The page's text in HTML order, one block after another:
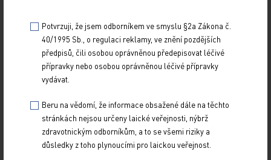
Doporučené
Potvrzuji, že jsem odborníkem ve smyslu §2a Zákona č.
40/1995 Sb., o regulaci reklamy, ve znění pozdějších
předpisů, čili osobou oprávněnou předepisovat léčivé
přípravky nebo osobou oprávněnou léčivé přípravky
vydávat.
Beru na vědomí, že informace obsažené dále na těchto
stránkách nejsou určeny laické veřejnosti, nýbrž
zdravotnickým odborníkům, a to se všemi riziky a
důsledky z toho plynoucími pro laickou veřejnost.